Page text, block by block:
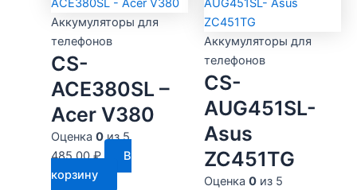
Аккумуляторы для
телефонов
CS-
ACE380SL –
Acer V380
Оценка 0из 5
485.00₽
В
корзину
Аккумуляторы для
телефонов
CS-
AUG451SL-
Asus
ZC451TG
Оценка 0из 5